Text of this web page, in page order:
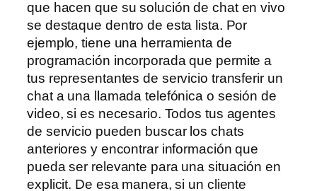
que hacen que su solución de chat en vivo
se destaque dentro de esta lista. Por
ejemplo, tiene una herramienta de
programación incorporada que permite a
tus representantes de servicio transferir un
chat a una llamada telefónica o sesión de
video, si es necesario. Todos tus agentes
de servicio pueden buscar los chats
anteriores y encontrar información que
pueda ser relevante para una situación en
explicit. De esa manera, si un cliente